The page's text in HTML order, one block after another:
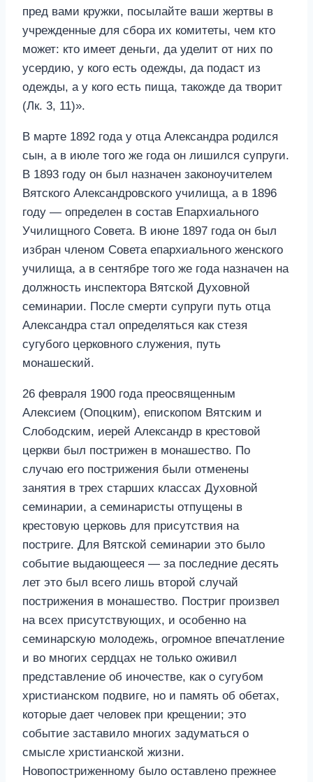
пред вами кружки, посылайте ваши жертвы в
учрежденные для сбора их комитеты, чем кто
может: кто имеет деньги, да уделит от них по
усердию, у кого есть одежды, да подаст из
одежды, а у кого есть пища, такожде да творит
(Лк. 3, 11)».
В марте 1892 года у отца Александра родился
сын, а в июле того же года он лишился супруги.
В 1893 году он был назначен законоучителем
Вятского Александровского училища, а в 1896
году — определен в состав Епархиального
Училищного Совета. В июне 1897 года он был
избран членом Совета епархиального женского
училища, а в сентябре того же года назначен на
должность инспектора Вятской Духовной
семинарии. После смерти супруги путь отца
Александра стал определяться как стезя
сугубого церковного служения, путь
монашеский.
26 февраля 1900 года преосвященным
Алексием (Опоцким), епископом Вятским и
Слободским, иерей Александр в крестовой
церкви был пострижен в монашество. По
случаю его пострижения были отменены
занятия в трех старших классах Духовной
семинарии, а семинаристы отпущены в
крестовую церковь для присутствия на
постриге. Для Вятской семинарии это было
событие выдающееся — за последние десять
лет это был всего лишь второй случай
пострижения в монашество. Постриг произвел
на всех присутствующих, и особенно на
семинарскую молодежь, огромное впечатление
и во многих сердцах не только оживил
представление об иночестве, как о сугубом
христианском подвиге, но и память об обетах,
которые дает человек при крещении; это
событие заставило многих задуматься о
смысле христианской жизни.
Новопостриженному было оставлено прежнее